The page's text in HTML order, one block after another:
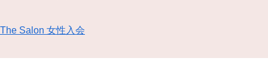
The Salon 女性入会